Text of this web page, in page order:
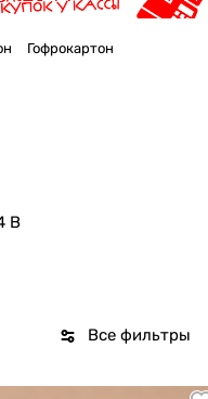
Гофрокартон
В
Все фильтры